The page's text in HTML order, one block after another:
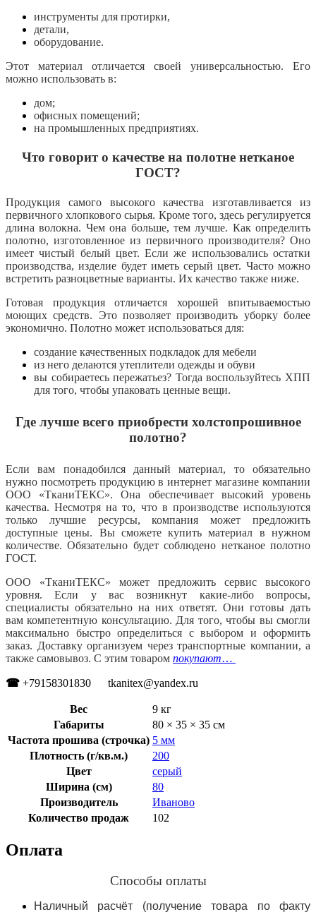
инструменты для протирки,
детали,
оборудование.
Этот материал отличается своей универсальностью. Его
можно использовать в:
дом;
офисных помещений;
на промышленных предприятиях.
Что говорит о качестве на полотне нетканое
ГОСТ?
Продукция самого высокого качества изготавливается из
первичного хлопкового сырья. Кроме того, здесь регулируется
длина волокна. Чем она больше, тем лучше. Как определить
полотно, изготовленное из первичного производителя? Оно
имеет чистый белый цвет.Если же использовались остатки
производства, изделие будет иметь серый цвет. Часто можно
встретить разноцветные варианты. Их качество также ниже.
Готовая продукция отличается хорошей впитываемостью
моющих средств. Это позволяет производить уборку более
экономично. Полотно может использоваться для:
создание качественных подкладок для мебели
из него делаются утеплители одежды и обуви
вы собираетесь пережатьез? Тогда воспользуйтесь ХПП
для того, чтобы упаковать ценные вещи.
Где лучше всего приобрести холстопрошивное
полотно?
Если вам понадобился данный материал, то обязательно
нужно посмотреть продукцию в интернет магазине компании
ООО «ТканиТЕКС».Она обеспечивает высокий уровень
качества.Несмотря на то, что в производстве используются
только лучшие ресурсы, компания может предложить
доступные цены. Вы сможете купить материал в нужном
количестве.Обязательно будет соблюдено нетканое полотно
ГОСТ.
ООО «ТканиТЕКС» может предложить сервис высокого
уровня.Если у вас возникнут какие-либо вопросы,
специалисты обязательно на них ответят. Они готовы дать
вам компетентную консультацию. Для того, чтобы вы смогли
максимально быстро определиться с выбором и оформить
заказ. Доставку организуем через транспортные компании, а
также самовывоз. С этим товаром покупают…
☎ +79158301830 tkanitex@yandex.ru
Вес
9 кг
Габариты
80 × 35 × 35 см
Частота прошива (строчка) 5 мм
Плотность (г/кв.м.)
200
Цвет
серый
Ширина (см)
80
Производитель
Иваново
Количество продаж
102
Оплата
Способы оплаты
Наличный расчёт (получение товара по факту